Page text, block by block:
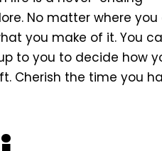
No matter where you
you make of it. You
to you to decide how
Cherish the time you